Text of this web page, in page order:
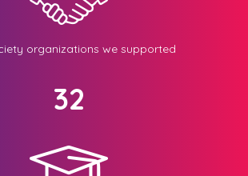
organizations we supported
32